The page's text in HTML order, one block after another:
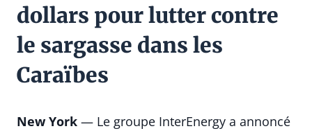
dollars pour lutter contre
le sargasse dans les
Caraïbes
New York — Le groupe InterEnergy a annoncé